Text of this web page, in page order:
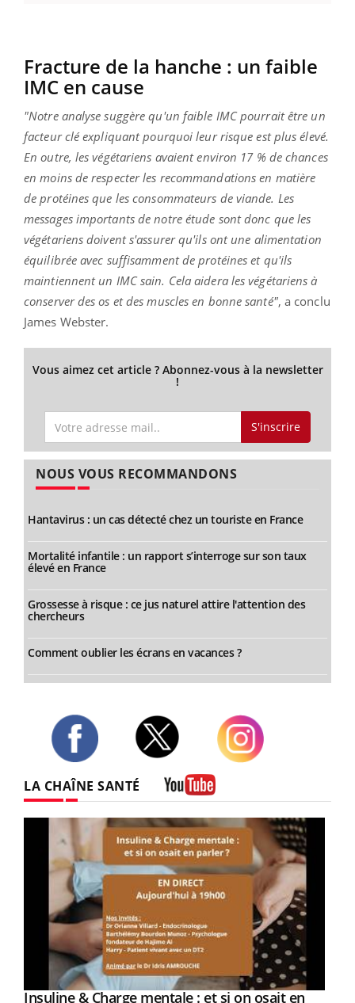
Fracture de la hanche : un faible
IMC en cause
"Notre analyse suggère qu'un faible IMC pourrait être un
facteur clé expliquant pourquoi leur risque est plus élevé.
En outre, les végétariens avaient environ 17 % de chances
en moins de respecter les recommandations en matière
de protéines que les consommateurs de viande. Les
messages importants de notre étude sont donc que les
végétariens doivent s'assurer qu'ils ont une alimentation
équilibrée avec suffisamment de protéines et qu'ils
maintiennent un IMC sain. Cela aidera les végétariens à
conserver des os et des muscles en bonne santé", a conclu
James Webster.
Vous aimez cet article ? Abonnez-vous à la newsletter
!
S'inscrire
NOUS VOUS RECOMMANDONS
Hantavirus : un cas détecté chez un touriste en France
Mortalité infantile : un rapport s’interroge sur son taux
élevé en France
Grossesse à risque : ce jus naturel attire l'attention des
chercheurs
Comment oublier les écrans en vacances ?
LA CHAÎNE SANTÉ
Youtube
Insuline & Charge mentale : et si on osait en